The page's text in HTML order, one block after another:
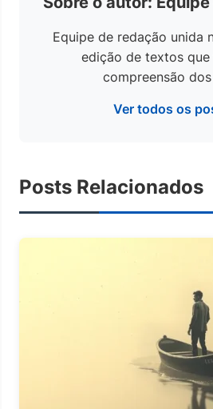
Equipe de redação unida
edição de textos
compreensão
Ver todos os
Posts Relacionados